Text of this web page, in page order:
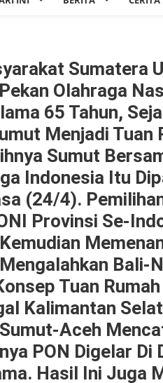
Sumatera
Olahraga
65 Tahun,
Menjadi Tuan
Sumut
Indonesia Itu
(24/4).
Provinsi Se-
Bali-
Tuan
Kalimantan
Aceh
PON Digelar
Hasil Ini Juga